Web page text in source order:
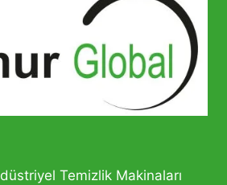
Temizlik Makinaları